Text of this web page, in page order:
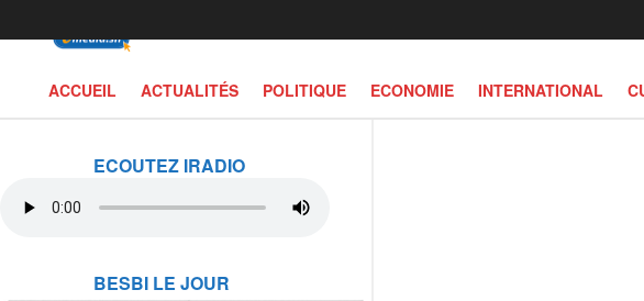
ECOUTEZ IRADIO
BESBI LE JOUR
ACCUEIL ACTUALITÉS POLITIQUE ECONOMIE INTERNATIONAL